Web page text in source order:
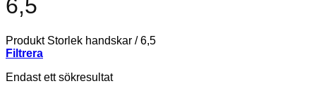
6,5
Produkt Storlek handskar /6,5
Filtrera
Endast ett sökresultat